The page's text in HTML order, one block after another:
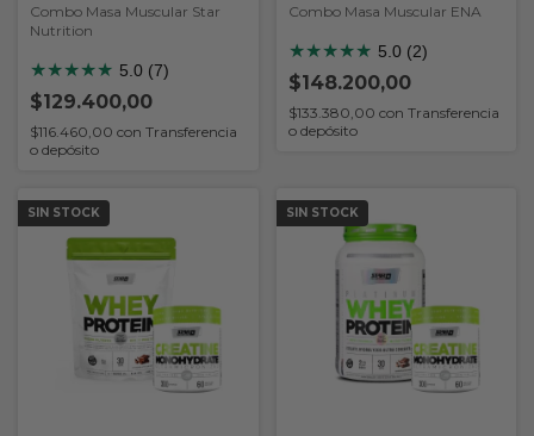
Combo Masa Muscular Star
Nutrition
★★★★★ 5.0 (7)
$129.400,00
$116.460,00 con Transferencia
o depósito
Combo Masa Muscular ENA
★★★★★ 5.0 (2)
$148.200,00
$133.380,00 con Transferencia
o depósito
SIN STOCK SIN STOCK